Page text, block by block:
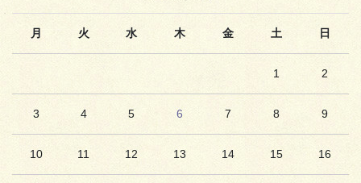
月 火 水 木 金 土 日
1 2
3 4 5 6 7 8 9
10 11 12 13 14 15 16